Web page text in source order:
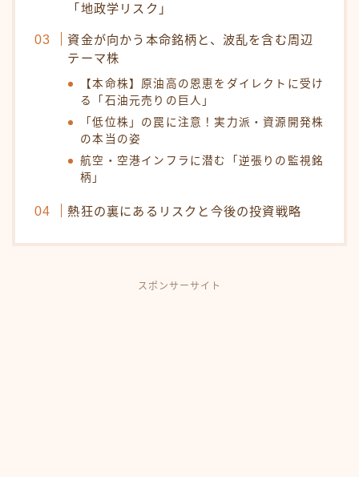
「地政学リスク」
資金が向かう本命銘柄と、波乱を含む周辺
テーマ株
【本命株】原油高の恩恵をダイレクトに受け
る「石油元売りの巨人」
「低位株」の罠に注意！実力派・資源開発株
の本当の姿
航空・空港インフラに潜む「逆張りの監視銘
柄」
熱狂の裏にあるリスクと今後の投資戦略
スポンサーサイト